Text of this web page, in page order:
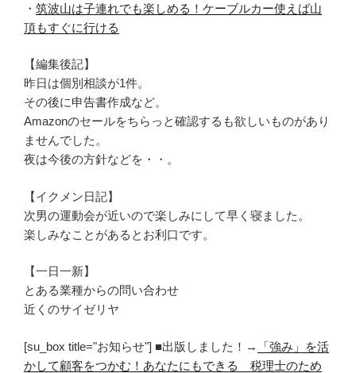
・ 筑波山は子連れでも楽しめる！ケーブルカー使えば山
頂もすぐに行ける
【編集後記】
昨日は個別相談が1件。
その後に申告書作成など。
Amazonのセールをちらっと確認するも欲しいものがあり
ませんでした。
夜は今後の方針などを・・。
【イクメン日記】
次男の運動会が近いので楽しみにして早く寝ました。
楽しみなことがあるとお利口です。
【一日一新】
とある業種からの問い合わせ
近くのサイゼリヤ
[su_box title="お知らせ"] ■出版しました！→
「強み」を活
かして顧客をつかむ！あなたにもできる 税理士のため